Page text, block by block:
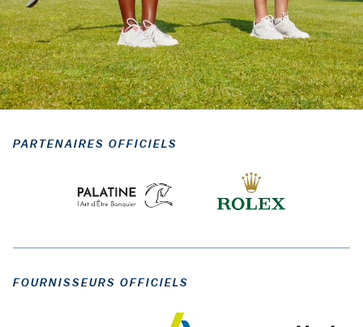
PARTENAIRES OFFICIELS
FOURNISSEURS OFFICIELS